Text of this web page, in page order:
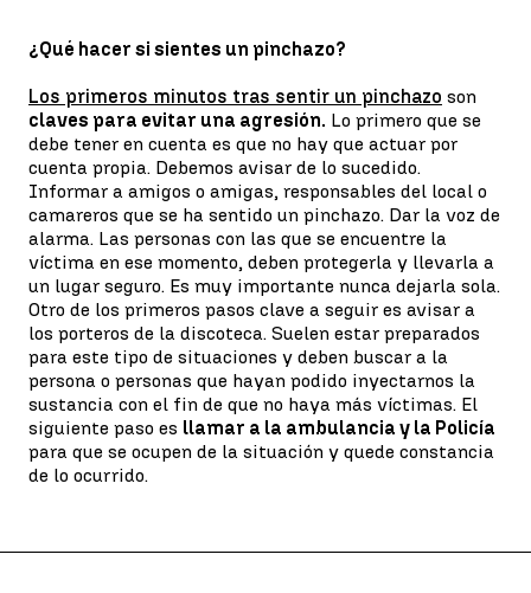
¿Qué hacer si sientes un pinchazo?
Los primeros minutos tras sentir un pinchazo son
claves para evitar una agresión. Lo primero que se
debe tener en cuenta es que no hay que actuar por
cuenta propia. Debemos avisar de lo sucedido.
Informar a amigos o amigas, responsables del local o
camareros que se ha sentido un pinchazo. Dar la voz de
alarma. Las personas con las que se encuentre la
víctima en ese momento, deben protegerla y llevarla a
un lugar seguro. Es muy importante nunca dejarla sola.
Otro de los primeros pasos clave a seguir es avisar a
los porteros de la discoteca. Suelen estar preparados
para este tipo de situaciones y deben buscar a la
persona o personas que hayan podido inyectarnos la
sustancia con el fin de que no haya más víctimas. El
siguiente paso es llamar a la ambulancia y la Policía
para que se ocupen de la situación y quede constancia
de lo ocurrido.